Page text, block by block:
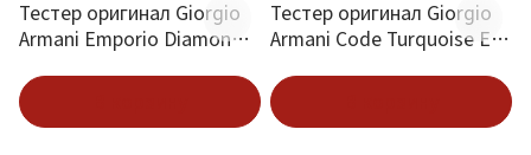
Тестер оригинал Giorgio
Armani Emporio Diamonds
Тестер оригинал Giorgio
Armani Code Turquoise Eau